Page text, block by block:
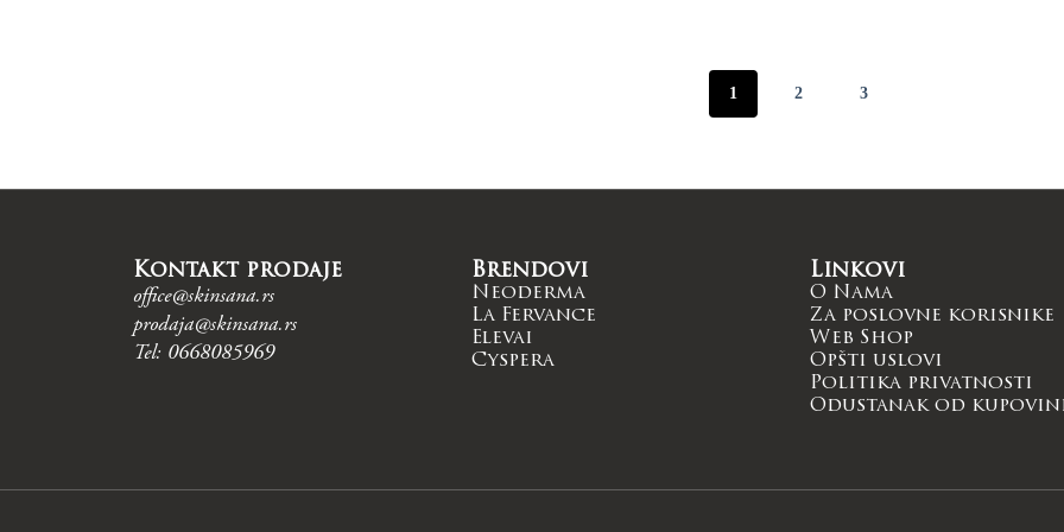
1 2 3
Kontakt prodaje
office@skinsana.rs
prodaja@skinsana.rs
Tel: 0668085969
Brendovi
Neoderma
La Fervance
Elevai
Cyspera
Linkovi
O Nama
Za poslovne korisnike
Web Shop
Opšti uslovi
Politika privatnosti
Odustanak od